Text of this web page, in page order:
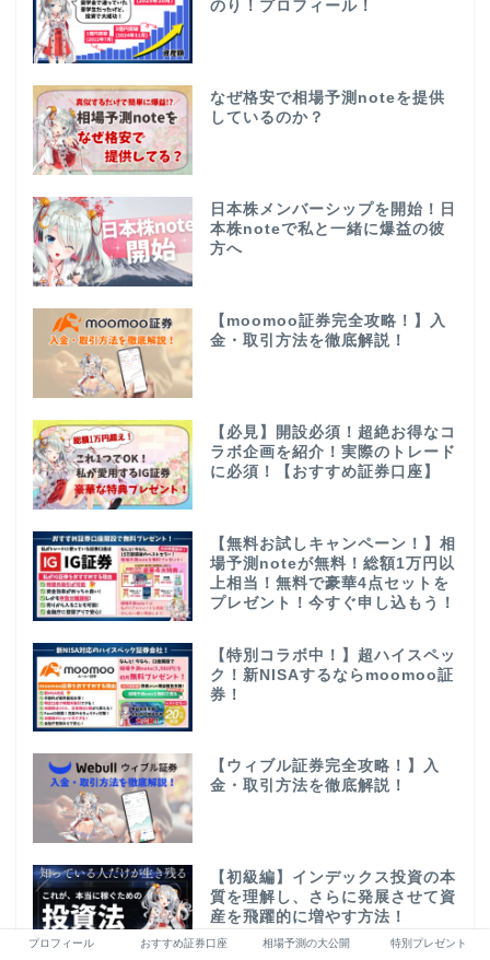
のり！プロフィール！
なぜ格安で相場予測noteを提供
しているのか？
日本株メンバーシップを開始！日
本株noteで私と一緒に爆益の彼
方へ
【moomoo証券完全攻略！】入
金・取引方法を徹底解説！
【必見】開設必須！超絶お得なコ
ラボ企画を紹介！実際のトレード
に必須！【おすすめ証券口座】
【無料お試しキャンペーン！】相
場予測noteが無料！総額1万円以
上相当！無料で豪華4点セットを
プレゼント！今すぐ申し込もう！
【特別コラボ中！】超ハイスペッ
ク！新NISAするならmoomoo証
券！
【ウィブル証券完全攻略！】入
金・取引方法を徹底解説！
【初級編】インデックス投資の本
質を理解し、さらに発展させて資
産を飛躍的に増やす方法！
プロフィール おすすめ証券口座 相場予測の大公開 特別プレゼント